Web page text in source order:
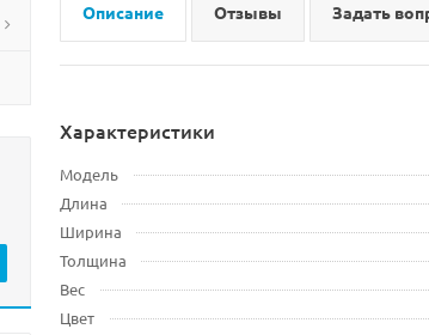
Описание Отзывы Задать
Характеристики
Модель
Длина
Ширина
Толщина
Вес
Цвет